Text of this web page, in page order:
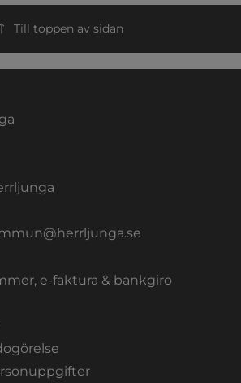
Till toppen av sidan
e-faktura & bankgiro